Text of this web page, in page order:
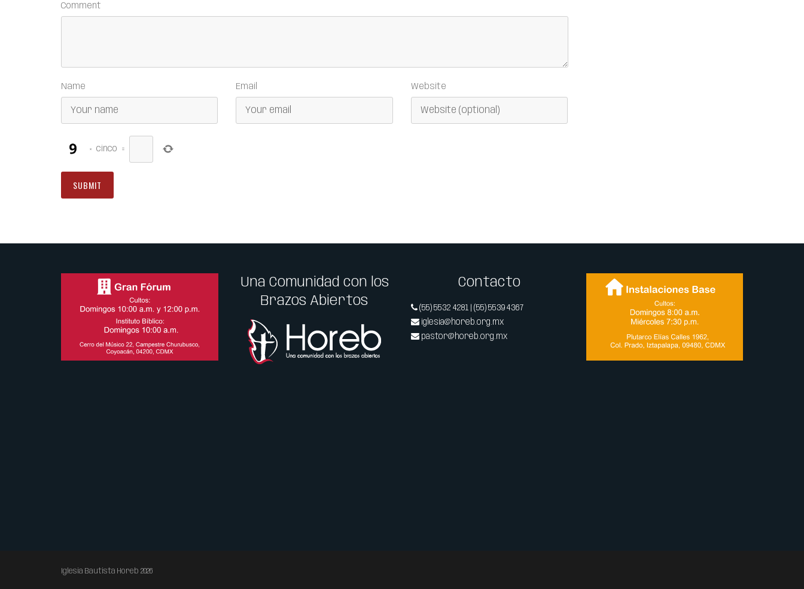
Comment
Name Email Website
× cinco =
Una Comunidad con los
Brazos Abiertos
Contacto
(55) 5532 4281 | (55) 5539 4367
iglesia@horeb.org.mx
pastor@horeb.org.mx
Iglesia Bautista Horeb 2026